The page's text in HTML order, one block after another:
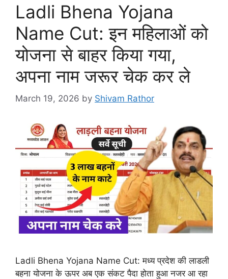
Ladli Bhena Yojana
Name Cut: इन महिलाओं को
योजना से बाहर किया गया,
अपना नाम जरूर चेक कर ले
March 19, 2026 by Shivam Rathor
Ladli Bhena Yojana Name Cut: मध्य प्रदेश की लाडली
बहना योजना के ऊपर अब एक संकट पैदा होता हुआ नजर आ रहा